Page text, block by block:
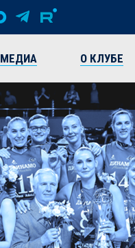
МЕДИА О КЛУБЕ